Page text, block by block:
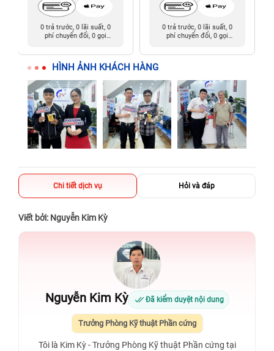
0 trả trước, 0 lãi suất, 0
phí chuyển đổi, 0 gọi
0 trả trước, 0 lãi suất, 0
phí chuyển đổi, 0 gọi
HÌNH ẢNH KHÁCH HÀNG
Chi tiết dịch vụ Hỏi và đáp
Viết bởi: Nguyễn Kim Kỳ
Nguyễn Kim Kỳ Đã kiểm duyệt nội dung
Trưởng Phòng Kỹ thuật Phần cứng
Tôi là Kim Kỳ - Trưởng Phòng Kỹ thuật Phần cứng tại